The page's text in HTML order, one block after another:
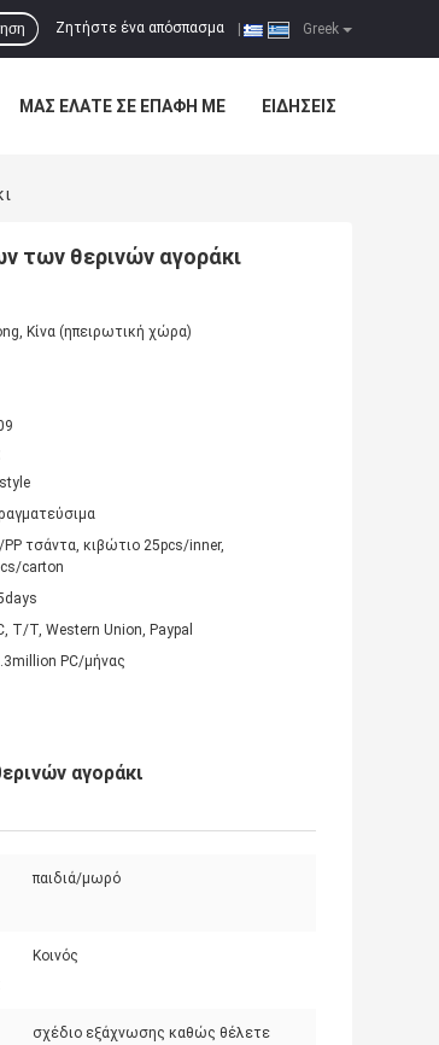
Greek
Ζητήστε ένα απόσπασμα
ΜΑΣ ΕΛΆΤΕ ΣΕ ΕΠΑΦΉ ΜΕ ΕΙΔΉΣΕΙΣ
των θερινών αγοράκι
Κίνα (ηπειρωτική χώρα)
PP τσάντα, κιβώτιο 25pcs/inner,
carton
T/T, Western Union, Paypal
PC/μήνας
αγοράκι
παιδιά/μωρό
Κοινός
σχέδιο εξάχνωσης καθώς θέλετε